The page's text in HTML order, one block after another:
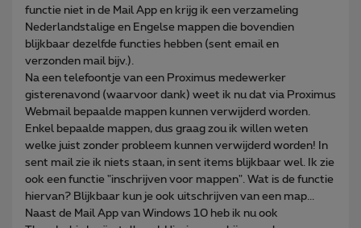
functie niet in de Mail App en krijg ik een verzameling
Nederlandstalige en Engelse mappen die bovendien
blijkbaar dezelfde functies hebben (sent email en
verzonden mail bijv.).
Na een telefoontje van een Proximus medewerker
gisterenavond (waarvoor dank) weet ik nu dat via Proximus
Webmail bepaalde mappen kunnen verwijderd worden.
Enkel bepaalde mappen, dus graag zou ik willen weten
welke juist zonder probleem kunnen verwijderd worden! In
sent mail zie ik niets staan, in sent items blijkbaar wel. Ik zie
ook een functie "inschrijven voor mappen". Wat is de functie
hiervan? Blijkbaar kun je ook uitschrijven van een map...
Naast de Mail App van Windows 10 heb ik nu ook